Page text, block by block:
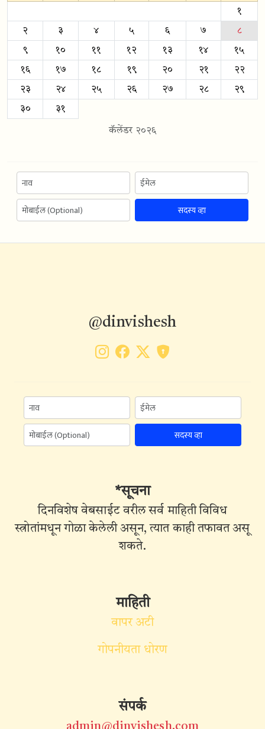
१
२ ३ ४ ५ ६ ७ ८
९ १० ११ १२ १३ १४ १५
१६ १७ १८ १९ २० २१ २२
२३ २४ २५ २६ २७ २८ २९
३० ३१
कॅलेंडर २०२६
सदस्य व्हा
@dinvishesh
सदस्य व्हा
*सूचना
दिनविशेष वेबसाईट वरील सर्व माहिती विविध
स्त्रोतांमधून गोळा केलेली असून, त्यात काही तफावत असू
शकते.
माहिती
वापर अटी
गोपनीयता धोरण
संपर्क
admin@dinvishesh.com